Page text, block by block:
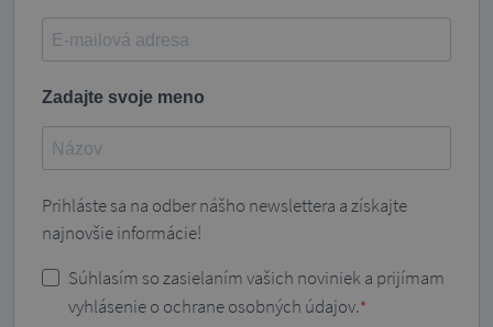
Zadajte svoje meno
Prihláste sa na odber nášho newslettera a získajte
najnovšie informácie!
Súhlasím so zasielaním vašich noviniek a prijímam
vyhlásenie o ochrane osobných údajov.